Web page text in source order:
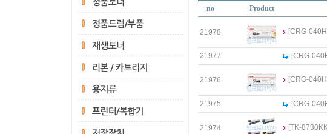
no Product
21978 [CRG-
21977 [CRG-
21976 [CRG-
21975 [CRG-
21974 [TK-